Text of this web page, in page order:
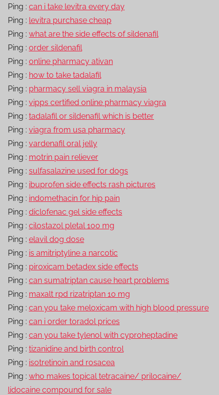
Ping : can i take levitra every day
Ping : levitra purchase cheap
Ping : what are the side effects of sildenafil
Ping : order sildenafil
Ping : online pharmacy ativan
Ping : how to take tadalafil
Ping : pharmacy sell viagra in malaysia
Ping : vipps certified online pharmacy viagra
Ping : tadalafil or sildenafil which is better
Ping : viagra from usa pharmacy
Ping : vardenafil oral jelly
Ping : motrin pain reliever
Ping : sulfasalazine used for dogs
Ping : ibuprofen side effects rash pictures
Ping : indomethacin for hip pain
Ping : diclofenac gel side effects
Ping : cilostazol pletal 100 mg
Ping : elavil dog dose
Ping : is amitriptyline a narcotic
Ping : piroxicam betadex side effects
Ping : can sumatriptan cause heart problems
Ping : maxalt rpd rizatriptan 10 mg
Ping : can you take meloxicam with high blood pressure
Ping : can i order toradol prices
Ping : can you take tylenol with cyproheptadine
Ping : tizanidine and birth control
Ping : isotretinoin and rosacea
Ping : who makes topical tetracaine/ prilocaine/
lidocaine compound for sale